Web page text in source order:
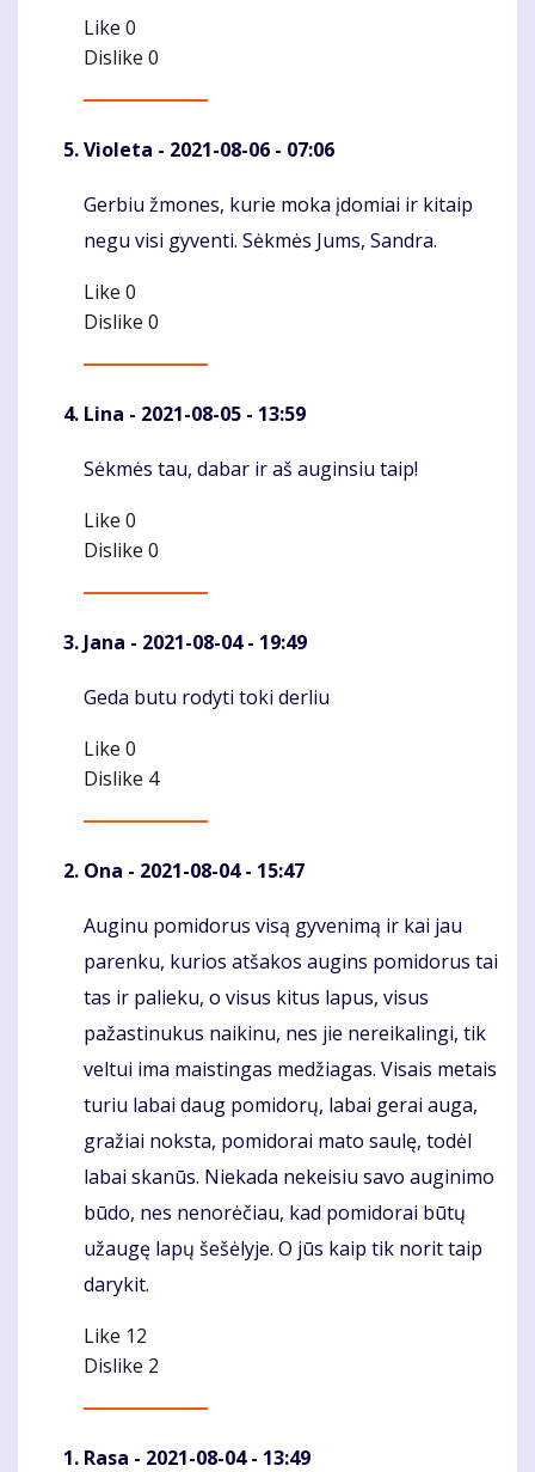
Like 0
Dislike 0
Violeta - 2021-08-06 - 07:06
Komentaras
Gerbiu žmones, kurie moka įdomiai ir kitaip
negu visi gyventi. Sėkmės Jums, Sandra.
Like 0
Dislike 0
Lina - 2021-08-05 - 13:59
Komentaras
Sėkmės tau, dabar ir aš auginsiu taip!
Like 0
Dislike 0
Jana - 2021-08-04 - 19:49
Komentaras
Geda butu rodyti toki derliu
Like 0
Dislike 4
Ona - 2021-08-04 - 15:47
Komentaras
Auginu pomidorus visą gyvenimą ir kai jau
parenku, kurios atšakos augins pomidorus tai
tas ir palieku, o visus kitus lapus, visus
pažastinukus naikinu, nes jie nereikalingi, tik
veltui ima maistingas medžiagas. Visais metais
turiu labai daug pomidorų, labai gerai auga,
gražiai noksta, pomidorai mato saulę, todėl
labai skanūs. Niekada nekeisiu savo auginimo
būdo, nes nenorėčiau, kad pomidorai būtų
užaugę lapų šešėlyje. O jūs kaip tik norit taip
darykit.
Like 12
Dislike 2
Rasa - 2021-08-04 - 13:49